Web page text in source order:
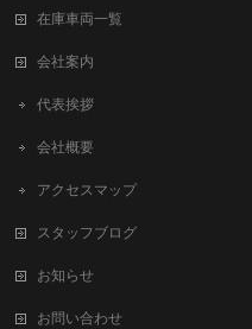
在庫車両一覧
会社案内
代表挨拶
会社概要
アクセスマップ
スタッフブログ
お知らせ
お問い合わせ